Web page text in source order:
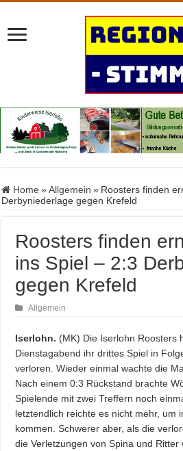
Home » Allgemein » Roosters finden
Derbyniederlage gegen Krefeld
Roosters finden
ins Spiel – 2:3
gegen Krefeld
Allgemein
Iserlohn. (MK) Die Iserlohn Roosters
Dienstagabend ihr drittes Spiel in
verloren. Wieder einmal wachte die
Nach einem 0:3 Rückstand brachte
Spielende mit zwei Treffern noch
letztendlich reichte es nicht mehr, um
kommen. Schwerer aber, als die
die Verletzungen von Spina und